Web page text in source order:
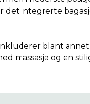
det integrerte
blant annet
massasje og en